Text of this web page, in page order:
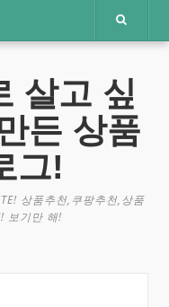
살고 싶
든 상품
그!
상품추천,쿠팡추천,상품
보기만 해!